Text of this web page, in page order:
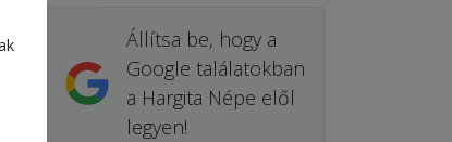
Állítsa be, hogy a
Google találatokban
a Hargita Népe elől
legyen!